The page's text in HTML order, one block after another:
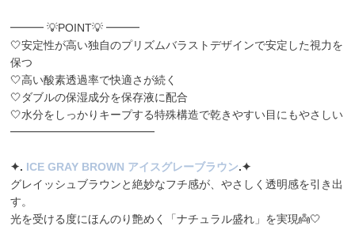
━━━ 💡POINT💡 ━━━
🤍安定性が高い独自のプリズムバラストデザインで安定した視力を
保つ
🤍高い酸素透過率で快適さが続く
🤍ダブルの保湿成分を保存液に配合
🤍水分をしっかりキープする特殊構造で乾きやすい目にもやさしい
━━━━━━━━━━━━━
✦️. ICE GRAY BROWN アイスグレーブラウン.✦️
グレイッシュブラウンと絶妙なフチ感が、やさしく透明感を引き出
す。
光を受ける度にほんのり艶めく「ナチュラル盛れ」を実現👼🤍